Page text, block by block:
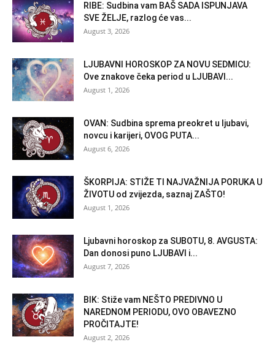
RIBE: Sudbina vam BAŠ SADA ISPUNJAVA
SVE ŽELJE, razlog će vas...
August 3, 2026
LJUBAVNI HOROSKOP ZA NOVU SEDMICU:
Ove znakove čeka period u LJUBAVI...
August 1, 2026
OVAN: Sudbina sprema preokret u ljubavi,
novcu i karijeri, OVOG PUTA...
August 6, 2026
ŠKORPIJA: STIŽE TI NAJVAŽNIJA PORUKA U
ŽIVOTU od zvijezda, saznaj ZAŠTO!
August 1, 2026
Ljubavni horoskop za SUBOTU, 8. AVGUSTA:
Dan donosi puno LJUBAVI i...
August 7, 2026
BIK: Stiže vam NEŠTO PREDIVNO U
NAREDNOM PERIODU, OVO OBAVEZNO
PROČITAJTE!
August 2, 2026